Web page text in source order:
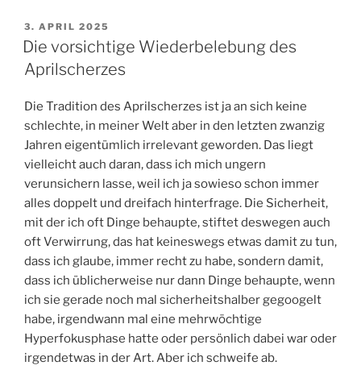
VERÖFFENTLICHT
AM
3. APRIL 2025
Die vorsichtige Wiederbelebung des
Aprilscherzes
Die Tradition des Aprilscherzes ist ja an sich keine
schlechte, in meiner Welt aber in den letzten zwanzig
Jahren eigentümlich irrelevant geworden. Das liegt
vielleicht auch daran, dass ich mich ungern
verunsichern lasse, weil ich ja sowieso schon immer
alles doppelt und dreifach hinterfrage. Die Sicherheit,
mit der ich oft Dinge behaupte, stiftet deswegen auch
oft Verwirrung, das hat keineswegs etwas damit zu tun,
dass ich glaube, immer recht zu habe, sondern damit,
dass ich üblicherweise nur dann Dinge behaupte, wenn
ich sie gerade noch mal sicherheitshalber gegoogelt
habe, irgendwann mal eine mehrwöchtige
Hyperfokusphase hatte oder persönlich dabei war oder
irgendetwas in der Art. Aber ich schweife ab.